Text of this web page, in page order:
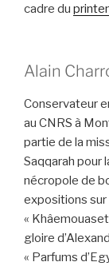
cadre du
Alain
Conservateur
au CNRS à
partie de la
Saqqarah pour
nécropole de
expositions sur
«
gloire
« Parfums